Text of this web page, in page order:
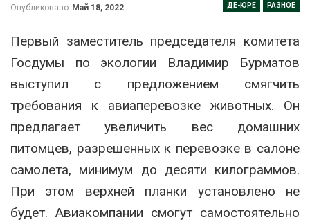
ДЕ-ЮРЕ РАЗНОЕ
Опубликовано Май 18, 2022
Первый заместитель председателя комитета
Госдумы по экологии Владимир Бурматов
выступил с предложением смягчить
требования к авиаперевозке животных. Он
предлагает увеличить вес домашних
питомцев, разрешенных к перевозке в салоне
самолета, минимум до десяти килограммов.
При этом верхней планки установлено не
будет. Авиакомпании смогут самостоятельно